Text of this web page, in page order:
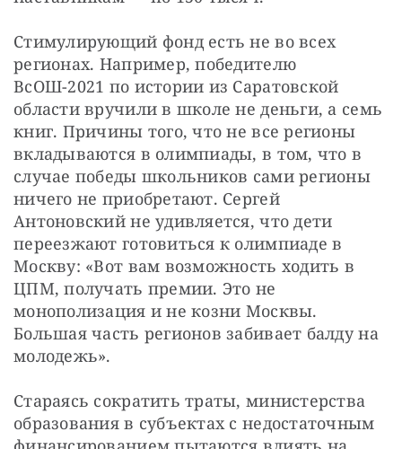
Стимулирующий фонд есть не во всех
регионах. Например, победителю
ВсОШ-2021 по истории из Саратовской
области вручили в школе не деньги, а семь
книг. Причины того, что не все регионы
вкладываются в олимпиады, в том, что в
случае победы школьников сами регионы
ничего не приобретают. Сергей
Антоновский не удивляется, что дети
переезжают готовиться к олимпиаде в
Москву: «Вот вам возможность ходить в
ЦПМ, получать премии. Это не
монополизация и не козни Москвы.
Большая часть регионов забивает балду на
молодежь».
Стараясь сократить траты, министерства
образования в субъектах с недостаточным